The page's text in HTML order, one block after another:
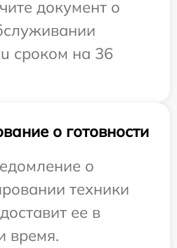
документ о
сроком на 36
о готовности
о
техники
ее в
время.